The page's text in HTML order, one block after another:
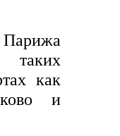
как
и